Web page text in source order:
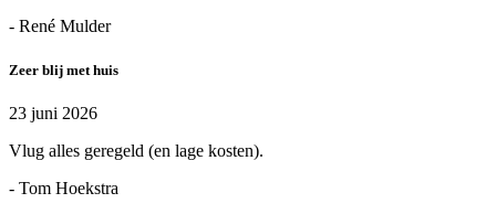
- René Mulder
Zeer blij met huis
23 juni 2026
Vlug alles geregeld (en lage kosten).
- Tom Hoekstra